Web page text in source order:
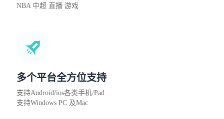
NBA 中超 直播 游戏
多个平台全方位支持
支持Android/ios各类手机/Pad
支持Windows PC 及Mac